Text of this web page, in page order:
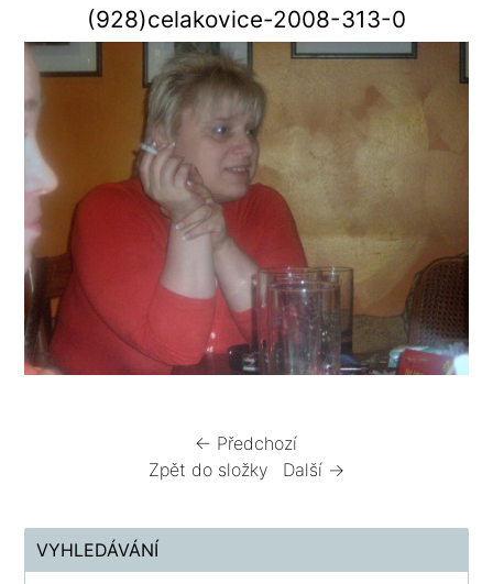
(928)celakovice-2008-313-0
← Předchozí
Zpět do složky
Další →
VYHLEDÁVÁNÍ